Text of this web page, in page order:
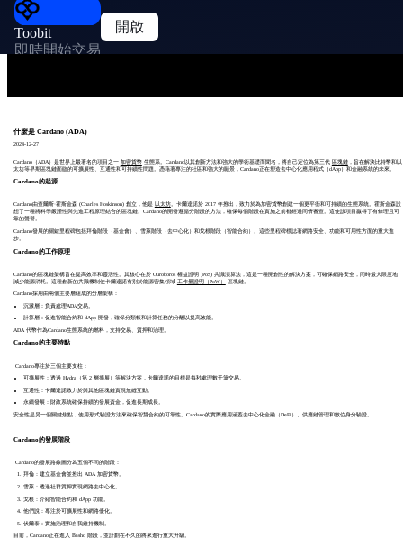
Toobit
即時開始交易
開啟
什麼是 Cardano (ADA)
2024-12-27
Cardano（ADA）是世界上最著名的項目之一 加密貨幣生態系。Cardano以其創新方法和強大的學術基礎而聞名，將自己定位為第三代 區塊鏈，旨在解決比特幣和以
太坊等早期區塊鏈面臨的可擴展性、互通性和可持續性問題。憑藉著專注的社區和強大的願景，Cardano正在塑造去中心化應用程式（dApp）和金融系統的未來。
Cardano的起源
Cardano由查爾斯·霍斯金森 (Charles Hoskinson) 創立，他是 以太坊。卡爾達諾於 2017 年推出，致力於為加密貨幣創建一個更平衡和可持續的生態系統。霍斯金森設
想了一種將科學嚴謹性與先進工程原理結合的區塊鏈。Cardano的開發遵循分階段的方法，確保每個階段在實施之前都經過同儕審查。這使該項目贏得了有條理且可
靠的聲譽。
Cardano發展的關鍵里程碑包括拜倫階段（基金會）、雪萊階段（去中心化）和戈根階段（智能合約）。這些里程碑標誌著網路安全、功能和可用性方面的重大進
步。
Cardano的工作原理
Cardano的區塊鏈架構旨在提高效率和靈活性。其核心在於 Ouroboros 權益證明 (PoS) 共識演算法，這是一種開創性的解決方案，可確保網路安全，同時最大限度地
減少能源消耗。這種創新的共識機制使卡爾達諾有別於能源密集領域 工作量證明（PoW） 區塊鏈。
Cardano採用由兩個主要層組成的分層架構：
沉澱層：負責處理ADA交易。
計算層：促進智能合約和 dApp 開發，確保分類帳和計算任務的分離以提高效能。
ADA 代幣作為Cardano生態系統的燃料，支持交易、質押和治理。
Cardano的主要特點
Cardano專注於三個主要支柱：
可擴展性：透過 Hydra（第 2 層擴展）等解決方案，卡爾達諾的目標是每秒處理數千筆交易。
互通性：卡爾達諾致力於與其他區塊鏈實現無縫互動。
永續發展：財政系統確保持續的發展資金，促進長期成長。
安全性是另一個關鍵焦點，使用形式驗證方法來確保智慧合約的可靠性。Cardano的實際應用涵蓋去中心化金融（DeFi）、供應鏈管理和數位身分驗證。
Cardano的發展階段
Cardano的發展路線圖分為五個不同的階段：
拜倫：建立基金會並推出 ADA 加密貨幣。
雪萊：透過社群質押實現網路去中心化。
戈根：介紹智能合約和 dApp 功能。
他們說：專注於可擴展性和網路優化。
伏爾泰：實施治理和自我維持機制。
目前，Cardano正在進入 Basho 階段，並計劃在不久的將來進行重大升級。